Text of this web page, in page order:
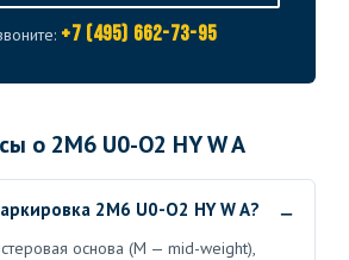
+7 (495) 662-73-95
о 2M6 U0-O2 HY W A
2M6 U0-O2 HY W A?
основа (M — mid-weight),